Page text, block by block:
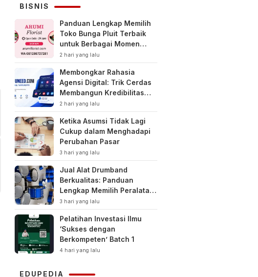
BISNIS
Panduan Lengkap Memilih
Toko Bunga Pluit Terbaik
untuk Berbagai Momen
Spesial
2 hari yang lalu
Membongkar Rahasia
Agensi Digital: Trik Cerdas
Membangun Kredibilitas
Toko Online Baru
2 hari yang lalu
Ketika Asumsi Tidak Lagi
Cukup dalam Menghadapi
Perubahan Pasar
3 hari yang lalu
Jual Alat Drumband
Berkualitas: Panduan
Lengkap Memilih Peralatan
Drumband Terbaik untuk
Sekolah, Instansi, dan
Komunitas
3 hari yang lalu
Pelatihan Investasi Ilmu
‘Sukses dengan
Berkompeten’ Batch 1
4 hari yang lalu
EDUPEDIA